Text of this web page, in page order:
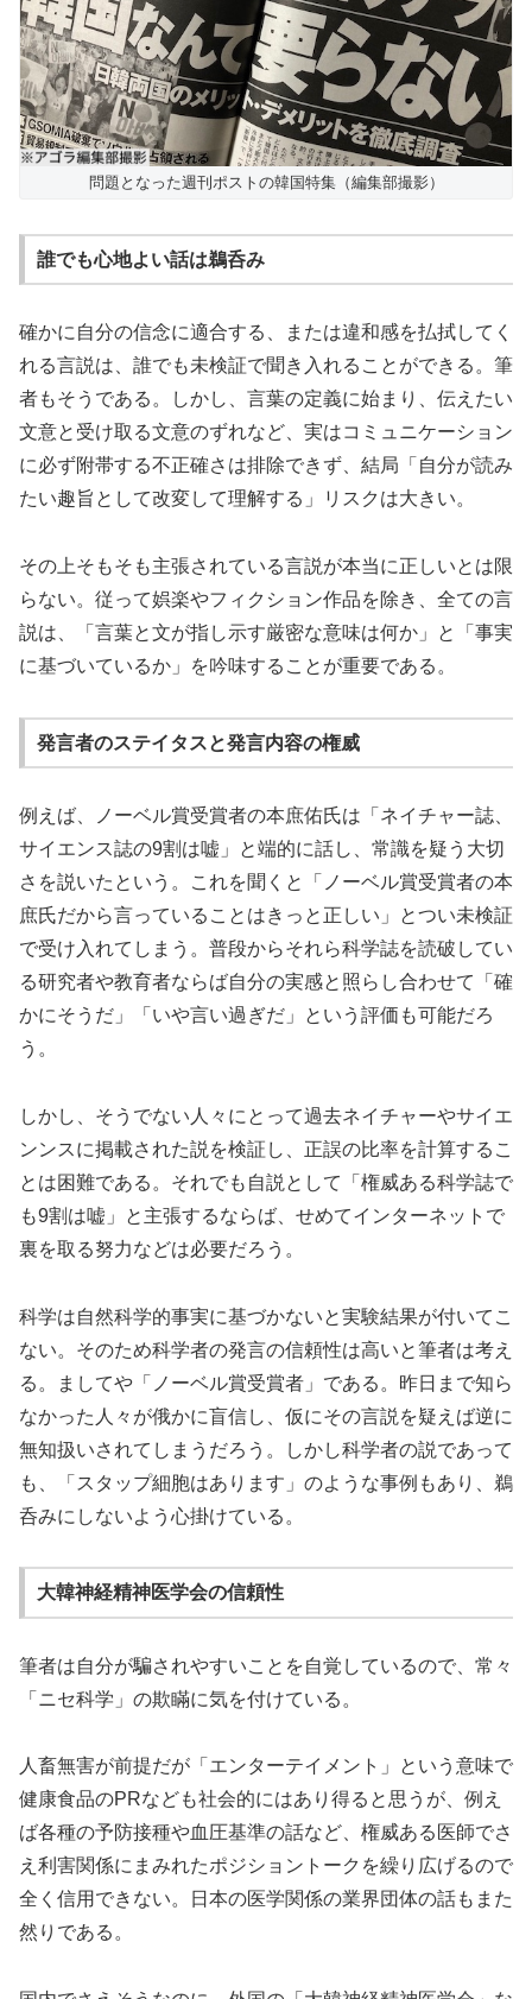
問題となった週刊ポストの韓国特集（編集部撮影）
誰でも心地よい話は鵜呑み
確かに自分の信念に適合する、または違和感を払拭してく
れる言説は、誰でも未検証で聞き入れることができる。筆
者もそうである。しかし、言葉の定義に始まり、伝えたい
文意と受け取る文意のずれなど、実はコミュニケーション
に必ず附帯する不正確さは排除できず、結局「自分が読み
たい趣旨として改変して理解する」リスクは大きい。
その上そもそも主張されている言説が本当に正しいとは限
らない。従って娯楽やフィクション作品を除き、全ての言
説は、「言葉と文が指し示す厳密な意味は何か」と「事実
に基づいているか」を吟味することが重要である。
発言者のステイタスと発言内容の権威
例えば、ノーベル賞受賞者の本庶佑氏は「ネイチャー誌、
サイエンス誌の9割は嘘」と端的に話し、常識を疑う大切
さを説いたという。これを聞くと「ノーベル賞受賞者の本
庶氏だから言っていることはきっと正しい」とつい未検証
で受け入れてしまう。普段からそれら科学誌を読破してい
る研究者や教育者ならば自分の実感と照らし合わせて「確
かにそうだ」「いや言い過ぎだ」という評価も可能だろ
う。
しかし、そうでない人々にとって過去ネイチャーやサイエ
ンンスに掲載された説を検証し、正誤の比率を計算するこ
とは困難である。それでも自説として「権威ある科学誌で
も9割は嘘」と主張するならば、せめてインターネットで
裏を取る努力などは必要だろう。
科学は自然科学的事実に基づかないと実験結果が付いてこ
ない。そのため科学者の発言の信頼性は高いと筆者は考え
る。ましてや「ノーベル賞受賞者」である。昨日まで知ら
なかった人々が俄かに盲信し、仮にその言説を疑えば逆に
無知扱いされてしまうだろう。しかし科学者の説であって
も、「スタップ細胞はあります」のような事例もあり、鵜
呑みにしないよう心掛けている。
大韓神経精神医学会の信頼性
筆者は自分が騙されやすいことを自覚しているので、常々
「ニセ科学」の欺瞞に気を付けている。
人畜無害が前提だが「エンターテイメント」という意味で
健康食品のPRなども社会的にはあり得ると思うが、例え
ば各種の予防接種や血圧基準の話など、権威ある医師でさ
え利害関係にまみれたポジショントークを繰り広げるので
全く信用できない。日本の医学関係の業界団体の話もまた
然りである。